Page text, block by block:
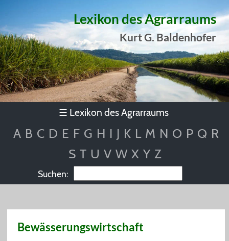
Lexikon des Agrarraums
Kurt G. Baldenhofer
☰ Lexikon des Agrarraums
A B C D E F G H I J K L M N O P Q R
S T U V W X Y Z
Suchen:
Bewässerungswirtschaft